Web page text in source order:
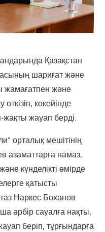
Қазақстан
шариғат және
жамағатпен және
көкейінде
жақты жауап берді.
орталық мешітінің
азаматтарға намаз,
күнделікті өмірде
қатысты
Наркес Боханов
әрбір сауалға нақты,
беріп, тұрғындарға